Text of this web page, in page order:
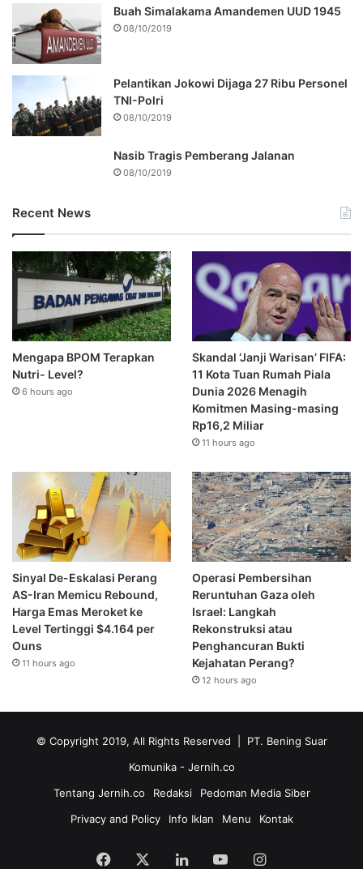
Buah Simalakama Amandemen UUD 1945
08/10/2019
Pelantikan Jokowi Dijaga 27 Ribu Personel
TNI-Polri
08/10/2019
Nasib Tragis Pemberang Jalanan
08/10/2019
Recent News
Mengapa BPOM Terapkan
Nutri- Level?
6 hours ago
Skandal ‘Janji Warisan’ FIFA:
11 Kota Tuan Rumah Piala
Dunia 2026 Menagih
Komitmen Masing-masing
Rp16,2 Miliar
11 hours ago
Sinyal De-Eskalasi Perang
AS-Iran Memicu Rebound,
Harga Emas Meroket ke
Level Tertinggi $4.164 per
Ouns
11 hours ago
Operasi Pembersihan
Reruntuhan Gaza oleh
Israel: Langkah
Rekonstruksi atau
Penghancuran Bukti
Kejahatan Perang?
12 hours ago
© Copyright 2019, All Rights Reserved | PT. Bening Suar
Komunika - Jernih.co
Tentang Jernih.co
Redaksi
Pedoman Media Siber
Privacy and Policy
Info Iklan Menu Kontak
Facebook LinkedInYouTubeInstagram